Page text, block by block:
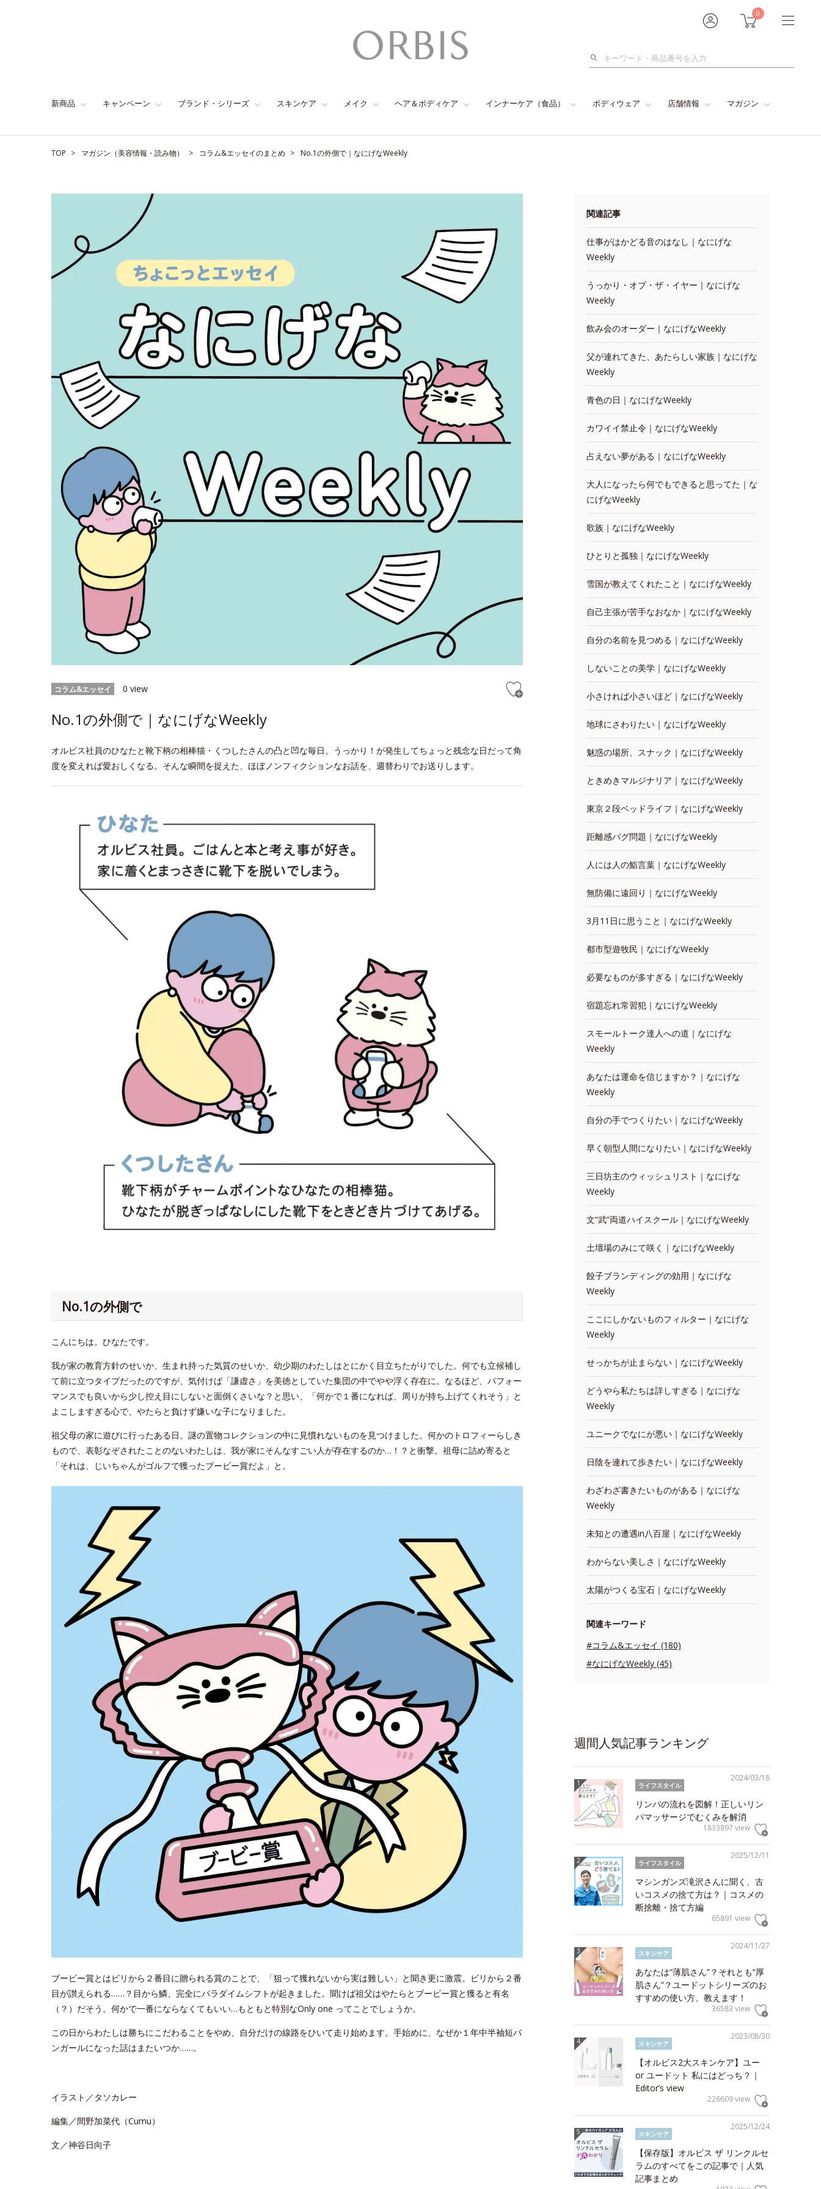
0
検
新商品 キャンペーン ブランド・シリーズ スキンケア メイク ヘア＆ボディケア インナーケア（食品） ボディウェア 店舗情報 マガジン
TOP マガジン（美容情報・読み物） コラム&エッセイのまとめ No.1の外側で｜なにげなWeekly
コラム&エッセイ 0 view
No.1の外側で｜なにげなWeekly
オルビス社員のひなたと靴下柄の相棒猫・くつしたさんの凸と凹な毎日。うっかり！が発生してちょっと残念な日だって角
度を変えれば愛おしくなる。そんな瞬間を捉えた、ほぼノンフィクションなお話を、週替わりでお送りします。
No.1の外側で
こんにちは。ひなたです。
我が家の教育方針のせいか、生まれ持った気質のせいか、幼少期のわたしはとにかく目立ちたがりでした。何でも立候補し
て前に立つタイプだったのですが、気付けば「謙虚さ」を美徳としていた集団の中でやや浮く存在に。なるほど、パフォー
マンスでも良いから少し控え目にしないと面倒くさいな？と思い、「何かで１番になれば、周りが持ち上げてくれそう」と
よこしますぎる心で、やたらと負けず嫌いな子になりました。
祖父母の家に遊びに行ったある日。謎の置物コレクションの中に見慣れないものを見つけました。何かのトロフィーらしき
もので、表彰なぞされたことのないわたしは、我が家にそんなすごい人が存在するのか…！？と衝撃。祖母に詰め寄ると
「それは、じいちゃんがゴルフで獲ったブービー賞だよ」と。
ブービー賞とはビリから２番目に贈られる賞のことで、「狙って獲れないから実は難しい」と聞き更に激震。ビリから２番
目が讃えられる……？目から鱗、完全にパラダイムシフトが起きました。聞けば祖父はやたらとブービー賞と獲ると有名
（？）だそう。何かで一番にならなくてもいい…もともと特別なOnly one ってことでしょうか。
この日からわたしは勝ちにこだわることをやめ、自分だけの線路をひいて走り始めます。手始めに、なぜか１年中半袖短パ
ンガールになった話はまたいつか……。
イラスト／タソカレー
編集／間野加菜代（Cumu）
文／神谷日向子
関連記事
仕事がはかどる音のはなし｜なにげな
Weekly
うっかり・オブ・ザ・イヤー｜なにげな
Weekly
飲み会のオーダー｜なにげなWeekly
父が連れてきた、あたらしい家族｜なにげな
Weekly
青色の日｜なにげなWeekly
カワイイ禁止令｜なにげなWeekly
占えない夢がある｜なにげなWeekly
大人になったら何でもできると思ってた｜な
にげなWeekly
歌族｜なにげなWeekly
ひとりと孤独｜なにげなWeekly
雪国が教えてくれたこと｜なにげなWeekly
自己主張が苦手なおなか｜なにげなWeekly
自分の名前を見つめる｜なにげなWeekly
しないことの美学｜なにげなWeekly
小さければ小さいほど｜なにげなWeekly
地球にさわりたい｜なにげなWeekly
魅惑の場所、スナック｜なにげなWeekly
ときめきマルジナリア｜なにげなWeekly
東京２段ベッドライフ｜なにげなWeekly
距離感バグ問題｜なにげなWeekly
人には人の鮨言葉｜なにげなWeekly
無防備に遠回り｜なにげなWeekly
3月11日に思うこと｜なにげなWeekly
都市型遊牧民｜なにげなWeekly
必要なものが多すぎる｜なにげなWeekly
宿題忘れ常習犯｜なにげなWeekly
スモールトーク達人への道｜なにげな
Weekly
あなたは運命を信じますか？｜なにげな
Weekly
自分の手でつくりたい｜なにげなWeekly
早く朝型人間になりたい｜なにげなWeekly
三日坊主のウィッシュリスト｜なにげな
Weekly
文“武”両道ハイスクール｜なにげなWeekly
土壇場のみにて咲く｜なにげなWeekly
餃子ブランディングの効用｜なにげな
Weekly
ここにしかないものフィルター｜なにげな
Weekly
せっかちが止まらない｜なにげなWeekly
どうやら私たちは詳しすぎる｜なにげな
Weekly
ユニークでなにが悪い｜なにげなWeekly
日陰を連れて歩きたい｜なにげなWeekly
わざわざ書きたいものがある｜なにげな
Weekly
未知との遭遇in八百屋｜なにげなWeekly
わからない美しさ｜なにげなWeekly
太陽がつくる宝石｜なにげなWeekly
関連キーワード
#コラム&エッセイ (180)
#なにげなWeekly (45)
週間人気記事ランキング
2024/03/18
ライフスタイル
リンパの流れを図解！正しいリン
パマッサージでむくみを解消
1833897 view
2025/12/11
ライフスタイル
マシンガンズ滝沢さんに聞く、古
いコスメの捨て方は？｜コスメの
断捨離・捨て方編
65891 view
2024/11/27
スキンケア
あなたは“薄肌さん”？それとも“厚
肌さん”？ユードットシリーズのお
すすめの使い方、教えます！
36583 view
2023/08/30
スキンケア
【オルビス2大スキンケア】ユー
or ユードット 私にはどっち？｜
Editor’s view
226609 view
2025/12/24
スキンケア
【保存版】オルビス ザ リンクルセ
ラムのすべてをこの記事で｜人気
記事まとめ